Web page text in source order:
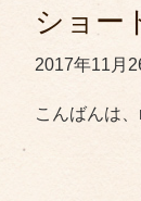
ショー
2017年11月
こんばんは